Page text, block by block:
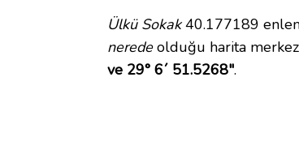
Ülkü Sokak40.177189
neredeolduğu harita
ve 29° 6´ 51.5268".